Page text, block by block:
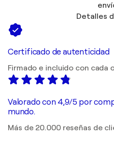
Detalles
Certificado de autenticidad
Firmado e incluido con cada
Valorado con 4,9/5 por
mundo.
Más de 20.000 reseñas de